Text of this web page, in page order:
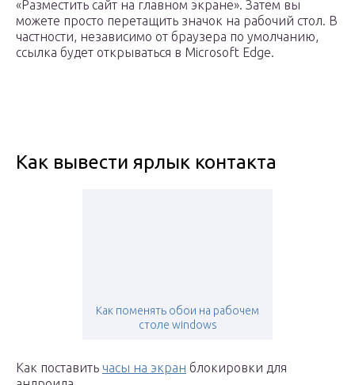
«Разместить сайт на главном экране». Затем вы
можете просто перетащить значок на рабочий стол. В
частности, независимо от браузера по умолчанию,
ссылка будет открываться в Microsoft Edge.
Как вывести ярлык контакта
Как поменять обои на рабочем
столе windows
Как поставить часы на экран блокировки для